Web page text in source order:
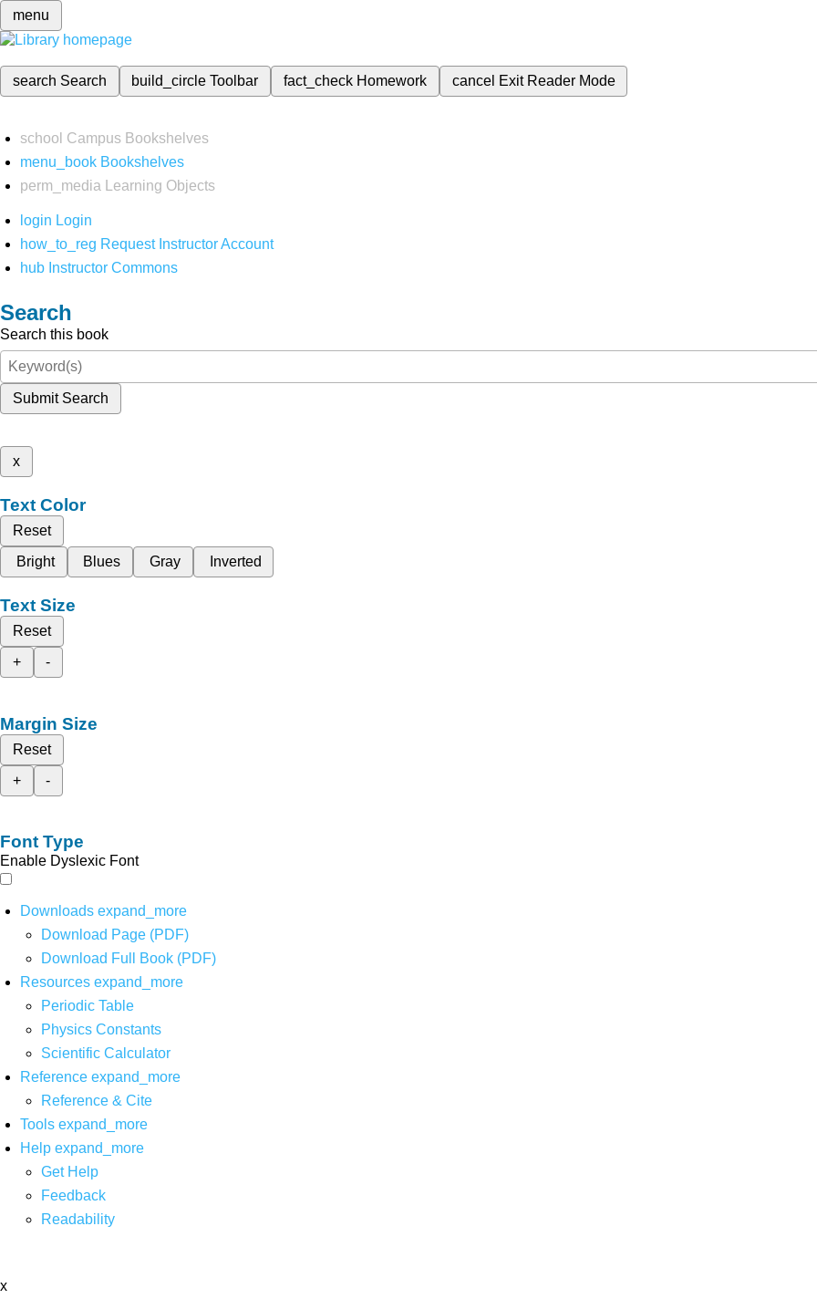
menu
search Search build_circleToolbar fact_check Homework cancel Exit Reader Mode
school Campus Bookshelves
menu_book Bookshelves
perm_media
Learning Objects
login Login
how_to_reg Request Instructor Account
hub Instructor Commons
Search
Search this book
Submit Search
x
Text Color
Reset
Bright
Blues Gray Inverted
Text Size
Reset
+
-
Margin Size
Reset
+
-
Font Type
Enable Dyslexic Font
Downloads expand_more
Download Page (PDF)
Download Full Book (PDF)
Resources expand_more
Periodic Table
Physics Constants
Scientific Calculator
Reference expand_more
Reference & Cite
Tools expand_more
Help expand_more
Get Help
Feedback
Readability
x